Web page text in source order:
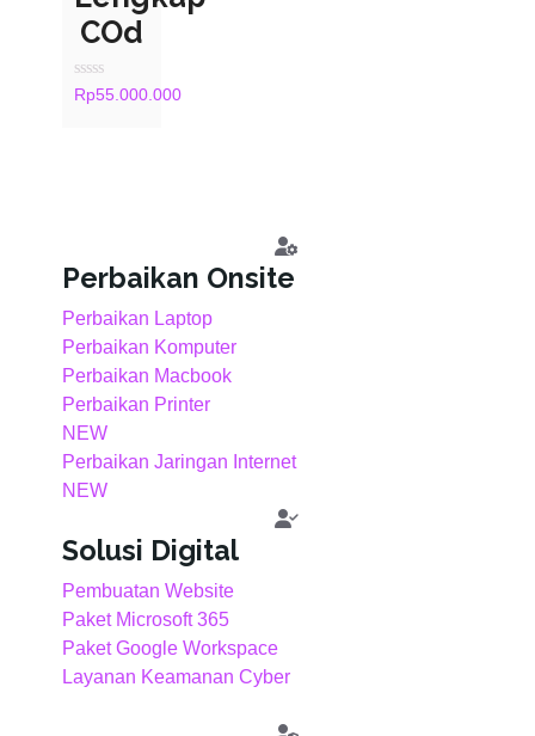
COd
Rated
Rp55.000.000
Perbaikan Onsite
Perbaikan Laptop
Perbaikan Komputer
Perbaikan Macbook
Perbaikan Printer
NEW
Perbaikan Jaringan Internet
NEW
Solusi Digital
Pembuatan Website
Paket Microsoft 365
Paket Google Workspace
Layanan Keamanan Cyber